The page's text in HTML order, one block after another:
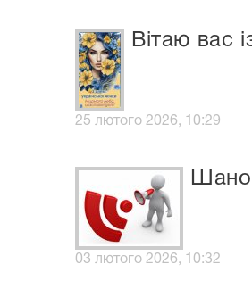
Вітаю вас
25 лютого 2026, 10:29
03 лютого 2026, 10:32